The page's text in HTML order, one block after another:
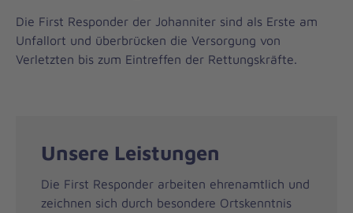
Die First Responder der Johanniter sind als Erste am
Unfallort und überbrücken die Versorgung von
Verletzten bis zum Eintreffen der Rettungskräfte.
Unsere Leistungen
Die First Responder arbeiten ehrenamtlich und
zeichnen sich durch besondere Ortskenntnis